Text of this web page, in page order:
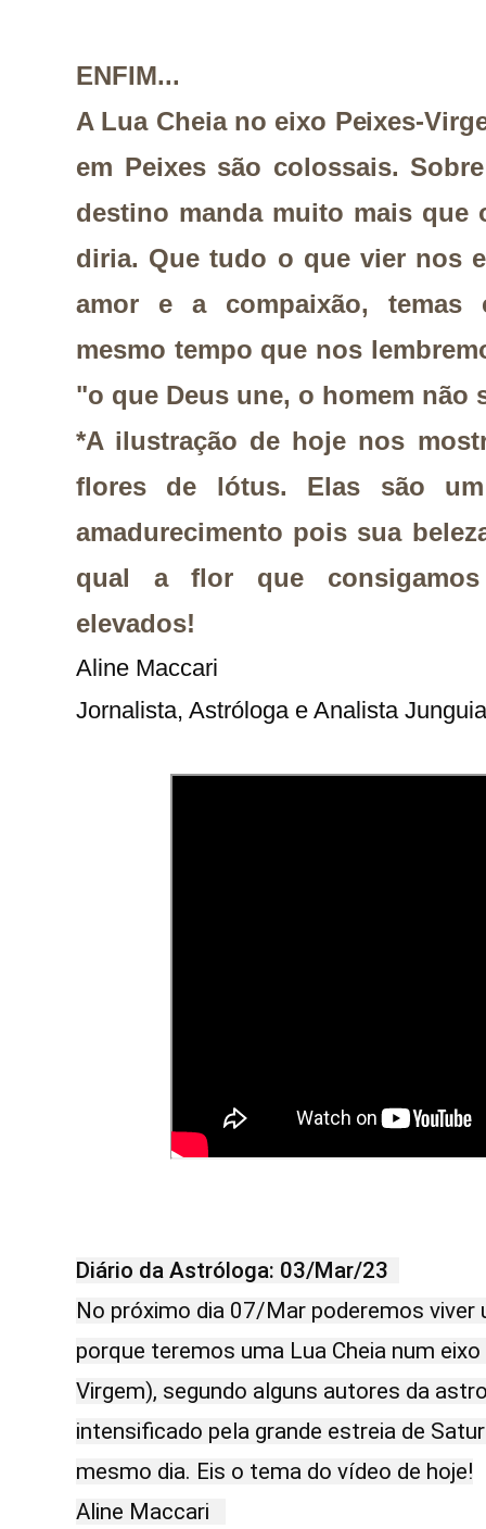
ENFIM...
A Lua Cheia no eixo Peixes-
em Peixes são colossais.
destino manda muito mais
diria. Que tudo o que vier nos
amor e a compaixão, temas
mesmo tempo que nos
"o que Deus une, o homem não
*A ilustração de hoje nos
flores de lótus. Elas são
amadurecimento pois sua
qual a flor que
elevados!
Aline Maccari
Jornalista, Astróloga e Analista
Diário da Astróloga: 03/Mar/23
No próximo dia 07/Mar poderemos viver
porque teremos uma Lua Cheia num
Virgem), segundo alguns autores da
intensificado pela grande estreia de
mesmo dia. Eis o tema do vídeo de hoje!
Aline Maccari